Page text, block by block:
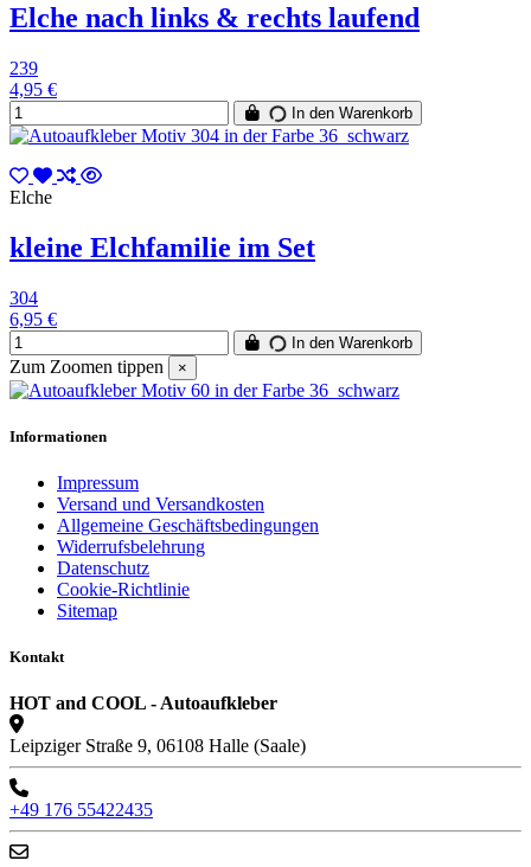
Elche nach links & rechts laufend
239
4,95 €
In den Warenkorb
Elche
kleine Elchfamilie im Set
304
6,95 €
In den Warenkorb
Zum Zoomen tippen ×
Informationen
Impressum
Versand und Versandkosten
Allgemeine Geschäftsbedingungen
Widerrufsbelehrung
Datenschutz
Cookie-Richtlinie
Sitemap
Kontakt
HOT and COOL - Autoaufkleber
Leipziger Straße 9, 06108 Halle (Saale)
+49 176 55422435